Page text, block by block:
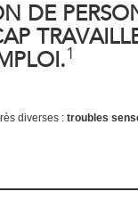
DE
1
diverses : troubles